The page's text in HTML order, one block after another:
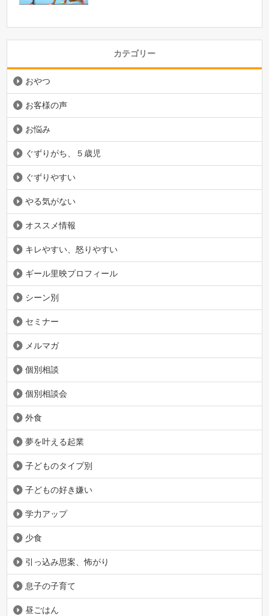
カテゴリー
おやつ
お客様の声
お悩み
ぐずりがち、５歳児
ぐずりやすい
やる気がない
オススメ情報
キレやすい、怒りやすい
ギール里映プロフィール
シーン別
セミナー
メルマガ
個別相談
個別相談会
外食
夢を叶える起業
子どものタイプ別
子どもの好き嫌い
学力アップ
少食
引っ込み思案、怖がり
息子の子育て
昼ごはん